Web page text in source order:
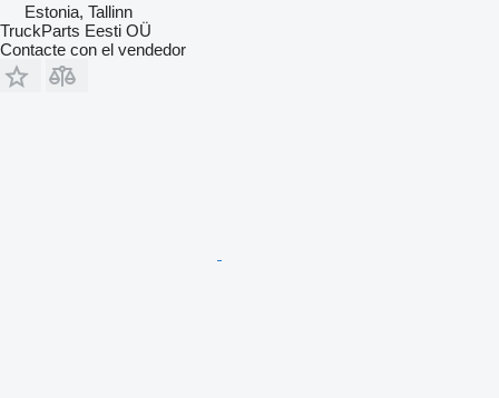
Estonia, Tallinn
TruckParts Eesti OÜ
Contacte con el vendedor